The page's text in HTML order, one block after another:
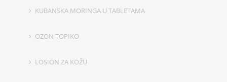
KUBANSKA MORINGA U TABLETAMA
OZON TOPIKO
LOSION ZA KOŽU